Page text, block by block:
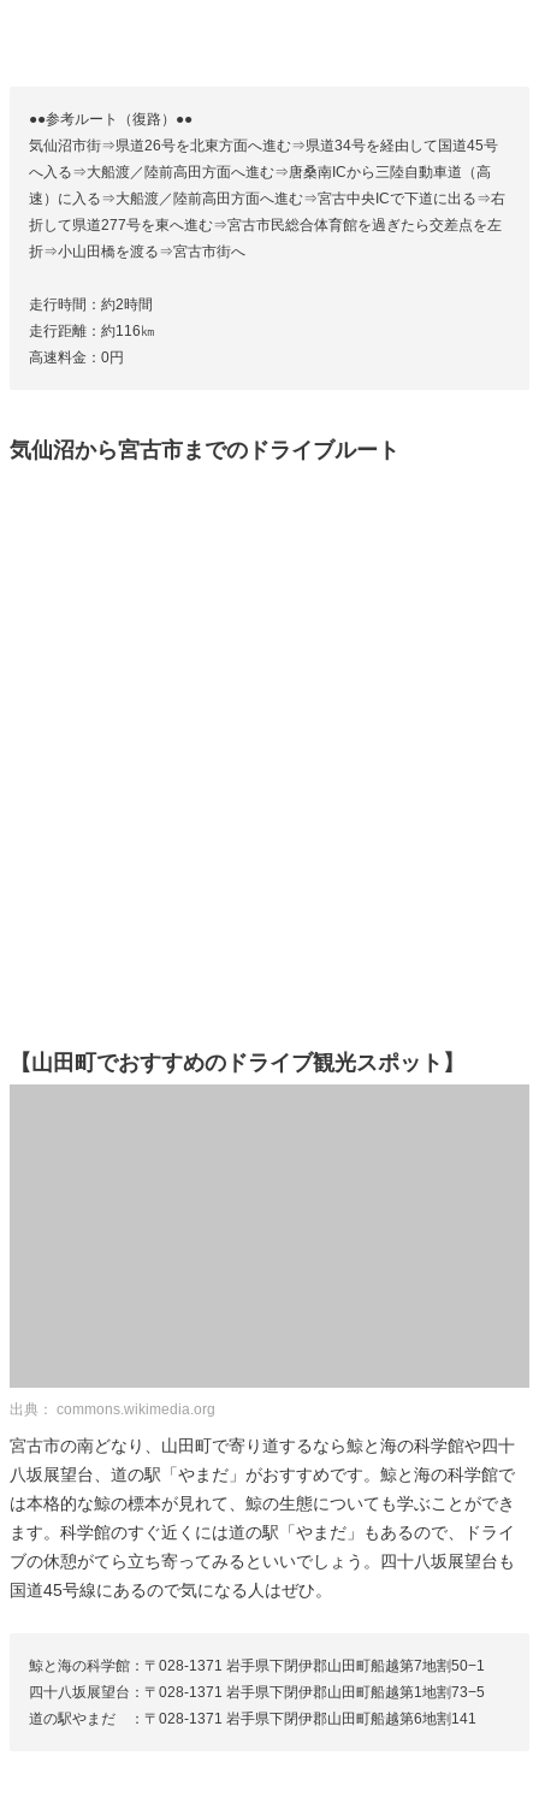
●●参考ルート（復路）●●
気仙沼市街⇒県道26号を北東方面へ進む⇒県道34号を経由して国道45号
へ入る⇒大船渡／陸前高田方面へ進む⇒唐桑南ICから三陸自動車道（高
速）に入る⇒大船渡／陸前高田方面へ進む⇒宮古中央ICで下道に出る⇒右
折して県道277号を東へ進む⇒宮古市民総合体育館を過ぎたら交差点を左
折⇒小山田橋を渡る⇒宮古市街へ
走行時間：約2時間
走行距離：約116㎞
高速料金：0円
気仙沼から宮古市までのドライブルート
【山田町でおすすめのドライブ観光スポット】
出典： commons.wikimedia.org
宮古市の南どなり、山田町で寄り道するなら鯨と海の科学館や四十
八坂展望台、道の駅「やまだ」がおすすめです。鯨と海の科学館で
は本格的な鯨の標本が見れて、鯨の生態についても学ぶことができ
ます。科学館のすぐ近くには道の駅「やまだ」もあるので、ドライ
ブの休憩がてら立ち寄ってみるといいでしょう。四十八坂展望台も
国道45号線にあるので気になる人はぜひ。
鯨と海の科学館：〒028-1371 岩手県下閉伊郡山田町船越第7地割50−1
四十八坂展望台：〒028-1371 岩手県下閉伊郡山田町船越第1地割73−5
道の駅やまだ ：〒028-1371 岩手県下閉伊郡山田町船越第6地割141